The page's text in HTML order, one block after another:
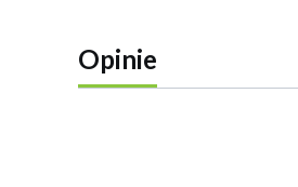
Opinie